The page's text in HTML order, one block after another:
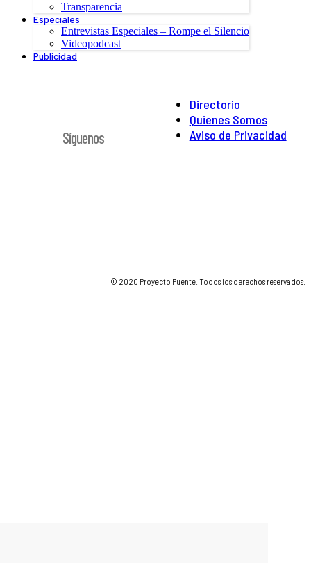
Transparencia
Especiales
Entrevistas Especiales – Rompe el Silencio
Videopodcast
Publicidad
Directorio
Quienes Somos
Aviso de Privacidad
Síguenos
© 2020 Proyecto Puente. Todos los derechos reservados.